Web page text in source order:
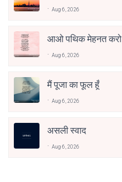
Aug 6, 2026
आओ पथिक मेहनत करो
Aug 6, 2026
मैं पूजा का फूल हूँ
Aug 6, 2026
असली स्वाद
Aug 6, 2026